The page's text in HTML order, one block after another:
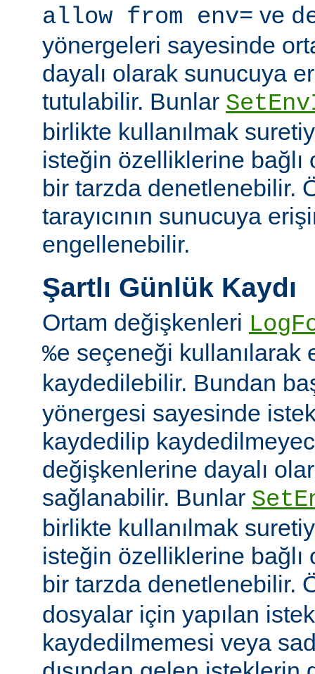
allow from env= ve
yönergeleri sayesinde
dayalı olarak sunucuya
tutulabilir. Bunlar
birlikte kullanılmak
isteğin özelliklerine
bir tarzda denetlenebilir.
tarayıcının sunucuya
engellenebilir.
Şartlı Günlük Kaydı
Ortam değişkenleri
%e seçeneği kullanılarak
kaydedilebilir. Bundan
yönergesi sayesinde
kaydedilip
değişkenlerine dayalı
sağlanabilir. Bunlar
birlikte kullanılmak
isteğin özelliklerine
bir tarzda denetlenebilir.
dosyalar için yapılan
kaydedilmemesi veya